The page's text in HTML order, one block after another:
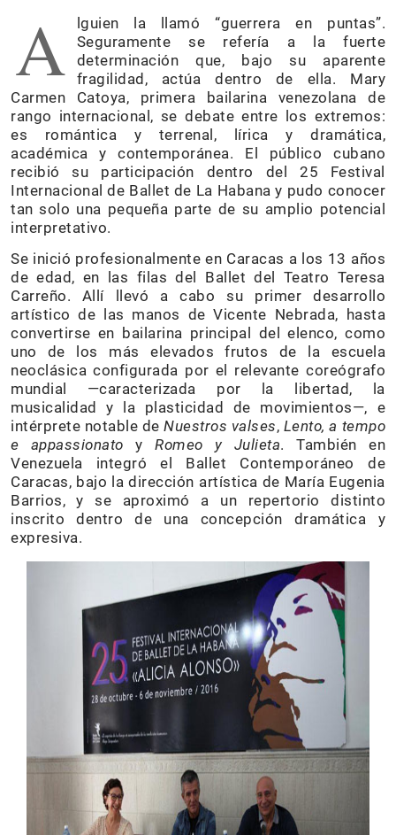
A
lguien la llamó “guerrera en puntas”.
Seguramente se refería a la fuerte
determinación que, bajo su aparente
fragilidad, actúa dentro de ella. Mary
Carmen Catoya, primera bailarina venezolana de
rango internacional, se debate entre los extremos:
es romántica y terrenal, lírica y dramática,
académica y contemporánea. El público cubano
recibió su participación dentro del 25 Festival
Internacional de Ballet de La Habana y pudo conocer
tan solo una pequeña parte de su amplio potencial
interpretativo.
Se inició profesionalmente en Caracas a los 13 años
de edad, en las filas del Ballet del Teatro Teresa
Carreño. Allí llevó a cabo su primer desarrollo
artístico de las manos de Vicente Nebrada, hasta
convertirse en bailarina principal del elenco, como
uno de los más elevados frutos de la escuela
neoclásica configurada por el relevante coreógrafo
mundial —caracterizada por la libertad, la
musicalidad y la plasticidad de movimientos—, e
intérprete notable deNuestros valses, Lento, a tempo
e appassionato yRomeo y Julieta. También en
Venezuela integró el Ballet Contemporáneo de
Caracas, bajo la dirección artística de María Eugenia
Barrios, y se aproximó a un repertorio distinto
inscrito dentro de una concepción dramática y
expresiva.